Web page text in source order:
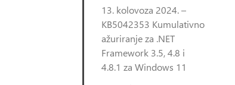
13. kolovoza 2024. –
KB5042353 Kumulativno
ažuriranje za .NET
Framework 3.5, 4.8 i
4.8.1 za Windows 11